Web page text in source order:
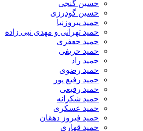
حسین گنجی
حسین گودرزی
حمید پیروزنیا
حمید تهرانی و مهدی نبی زاده
حمید جعفری
حمید حریفی
حمید راد
حمید رضوی
حمید رفیع پور
حمید رفیعی
حمید شکرانه
حمید عسکری
حمید فیروز دهقان
حمید قهاری